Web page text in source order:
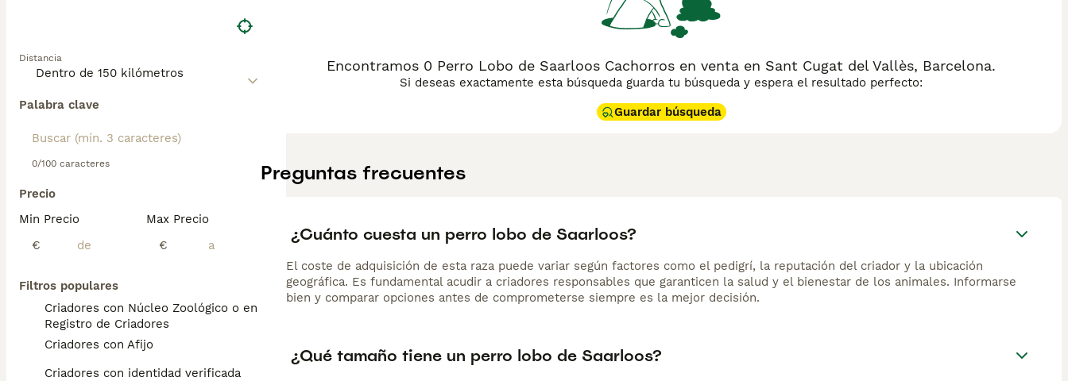
Distancia
Palabra clave
0/100 caracteres
Precio
Min Precio
€
Max Precio
€
Filtros populares
Criadores con Núcleo Zoológico o en el
Registro de Criadores
Criadores con Afijo
Criadores con identidad verificada
Encontramos 0 Perro Lobo de Saarloos Cachorros en venta en Sant Cugat del Vallès, Barcelona.
Si deseas exactamente esta búsqueda guarda tu búsqueda y espera el resultado perfecto:
Guardar búsqueda
Preguntas frecuentes
¿Cuánto cuesta un perro lobo de Saarloos?
El coste de adquisición de esta raza puede variar según factores como el pedigrí, la reputación del criador y la ubicación
geográfica. Es fundamental acudir a criadores responsables que garanticen la salud y el bienestar de los animales. Informarse
bien y comparar opciones antes de comprometerse siempre es la mejor decisión.
¿Qué tamaño tiene un perro lobo de Saarloos?